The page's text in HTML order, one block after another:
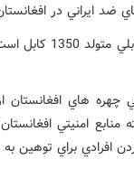
ايراني در
اين منبع آگاه
چهره هاي افغانستان
منابع امنيتي
افرادي براي توهين